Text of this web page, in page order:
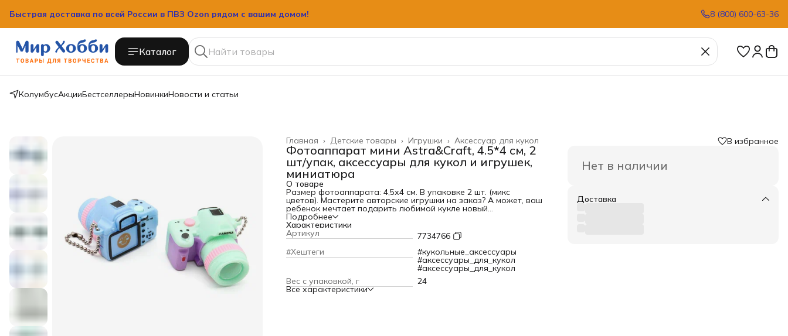
Быстрая доставка по всей России в ПВЗ Ozon рядом с вашим домом!
Быстрая доставка по всей России в ПВЗ Ozon рядом с вашим домом!
8 (800) 600-63-36
Каталог
КолумбусАкцииБестселлерыНовинкиНовости и статьи
Аксессуар для кукол
Игрушки ›
Детские товары ›
Главная ›
Фотоаппарат мини Astra&Craft, 4.5*4 см, 2
шт/упак, аксессуары для кукол и игрушек,
миниатюра
О товаре
Размер фотоаппарата: 4,5х4 см. В упаковке 2 шт. (микс
цветов). Мастерите авторские игрушки на заказ? А может, ваш
ребенок мечтает подарить любимой кукле новый
фотоаппарат? Обратите внимание на эту реалистичную
модель фотоаппарата от Astra&Craft. Игрушка продумана до
мелочей. Эта вещица удачно впишется в интерьер кукольного
домика или станет элементом модной фотосессии. Игрушка не
требует сборки и готова к использованию. Astra&Craft –
российский бренд, ориентированный на различные модные
направления декоративно-прикладного творчества.
Продукция бренда ценится за хорошее качество и невысокую
стоимость. Товары Астра Крафт пригодятся профессионалам
и любителям, начинающим и опытным мастерам.
Подробнее
Характеристики
Артикул
7734766
#Хештеги
#кукольные_аксессуары
#аксессуары_для_кукол
#аксессуары_для_кукол
Вес с упаковкой, г
24
Все характеристики
В избранное
Нет в наличии
Доставка